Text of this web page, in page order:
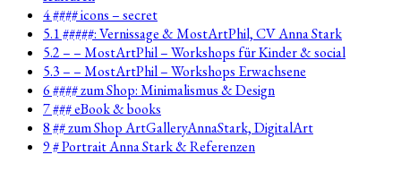
4 #### icons – secret
5.1 #####: Vernissage & MostArtPhil, CV Anna Stark
5.2 – – MostArtPhil – Workshops für Kinder & social
5.3 – – MostArtPhil – Workshops Erwachsene
6 #### zum Shop: Minimalismus & Design
7 ### eBook & books
8 ## zum Shop ArtGalleryAnnaStark, DigitalArt
9 # Portrait Anna Stark & Referenzen